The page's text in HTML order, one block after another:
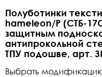
Полуботинки
hameleon/Р (СТБ-
защитным
антипрокольной
ТПУ подошве, арт.
Выбрать